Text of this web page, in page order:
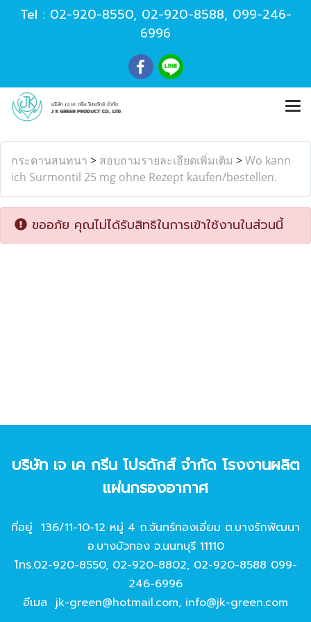
Tel : 02-920-8550, 02-920-8588, 099-246-
6996
กระดานสนทนา > สอบถามรายละเอียดเพิ่มเติม >Wo kann
ich Surmontil 25 mg ohne Rezept kaufen/bestellen.
ขออภัย คุณไม่ได้รับสิทธิในการเข้าใช้งานในส่วนนี้
บริษัท เจ เค กรีน โปรดักส์ จํากัด โรงงานผลิต
แผ่นกรองอากาศ
ที่อยู่ 136/11-10-12 หมู่ 4 ถ.จันทร์ทองเอี่ยม ต.บางรักพัฒนา
อ.บางบัวทอง จ.นนทบุรี 11110
โทร.02-920-8550, 02-920-8802, 02-920-8588 099-
246-6996
อีเมล jk-green@hotmail.com, info@jk-green.com